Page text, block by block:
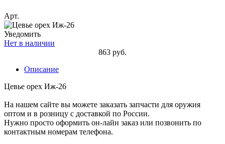
Арт.
Уведомить
Нет в наличии
863 руб.
Описание
Цевье орех Иж-26
На нашем сайте вы можете заказать запчасти для оружия
оптом и в розницу с доставкой по России.
Нужно просто оформить он-лайн заказ или позвонить по
контактным номерам телефона.